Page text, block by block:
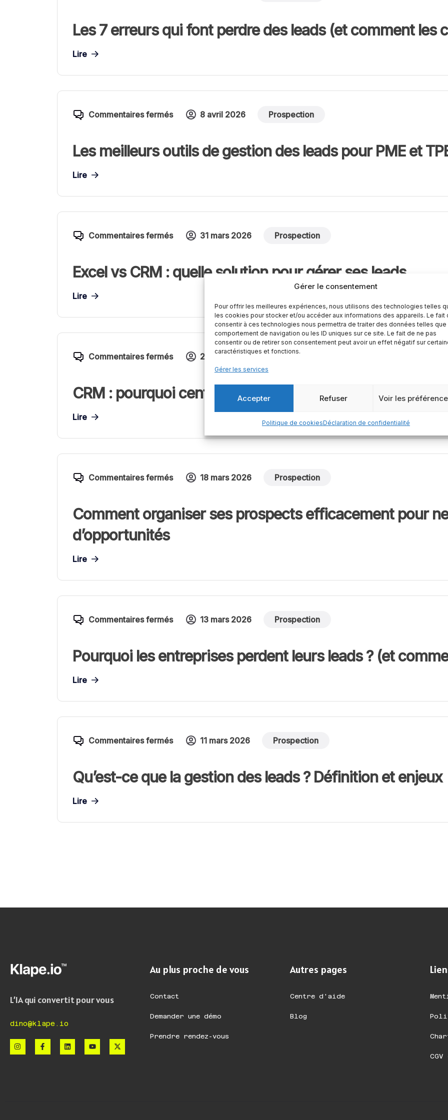
Gérer le consentement
Pour offrir les meilleures expériences, nous utilisons des technologies telles
les cookies pour stocker et/ou accéder aux informations des appareils. Le fait
consentir à ces technologies nous permettra de traiter des données telles que
comportement de navigation ou les ID uniques sur ce site. Le fait de ne pas
consentir ou de retirer son consentement peut avoir un effet négatif sur
caractéristiques et fonctions.
Gérer les services
Accepter Refuser Voir les
Politique de cookiesDéclaration de confidentialité
Les 7 erreurs qui font perdre des leads (et comment les
Lire
Commentaires fermés 8 avril 2026 Prospection
Les meilleurs outils de gestion des leads pour PME et
Lire
Commentaires fermés 31 mars 2026 Prospection
Excel vs CRM : quelle solution pour gérer ses leads
Lire
Commentaires fermés 25 mars 2026 Prospection
CRM : pourquoi centraliser ses leads est devenu
Lire
Commentaires fermés 18 mars 2026 Prospection
Comment organiser ses prospects efficacement pour
d’opportunités
Lire
Commentaires fermés 13 mars 2026 Prospection
Pourquoi les entreprises perdent leurs leads ? (et
Lire
Commentaires fermés 11 mars 2026 Prospection
Qu’est-ce que la gestion des leads ? Définition et enjeux
Lire
L’IA qui convertit pour vous
dino@klape.io
Au plus proche de vous
Contact
Demander une démo
Prendre rendez-vous
Autres pages
Centre d'aide
Blog
CGV